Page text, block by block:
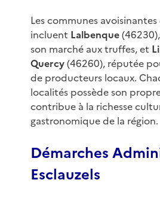
Les communes avoisinantes
incluent Lalbenque
son marché aux truffes, et
Quercy(46260), réputée
de producteurs locaux.
localités possède son
contribue à la richesse
gastronomique de la région.
Démarches
Esclauzels